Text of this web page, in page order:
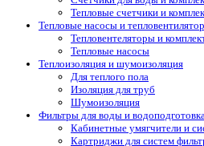
Тепловые счетчики и
Тепловые насосы и
Тепловентеляторы и
Тепловые насосы
Теплоизоляция и шумоизоляция
Для теплого пола
Изоляция для труб
Шумоизоляция
Фильтры для воды и водоподготовка
Кабинетные умягчители и
Картриджи для систем